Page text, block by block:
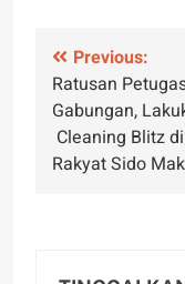
Navigasi
pos
Previous:
Ratusan
Gabungan,
Cleaning Blitz
Rakyat Sido